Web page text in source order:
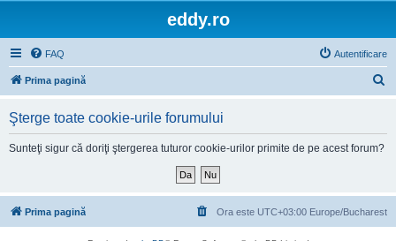
eddy.ro
FAQ Autentificare
Prima pagină
Şterge toate cookie-urile forumului
Sunteţi sigur că doriţi ştergerea tuturor cookie-urilor primite de pe acest forum?
Prima pagină Ora este UTC+03:00 Europe/Bucharest